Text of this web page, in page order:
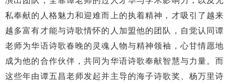
私奉献的人格魅力和迎难而上的执着精神，才吸引了越来
越多富有才能与诗歌情怀的人加盟他的团队，自觉认同谭
老师为华语诗歌春晚的灵魂人物与精神领袖，心甘情愿地
成为他的合作伙伴，共同为华语诗歌奉献智慧与力量。而
这些年由谭五昌老师发起并主导的海子诗歌奖、杨万里诗